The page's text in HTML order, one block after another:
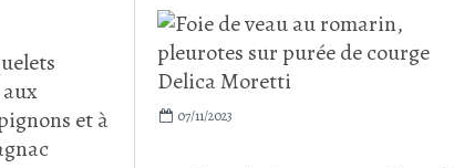
07/11/2023